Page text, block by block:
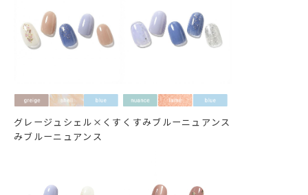
グレージュシェル×くす
みブルーニュアンス
くすみブルーニュアンス